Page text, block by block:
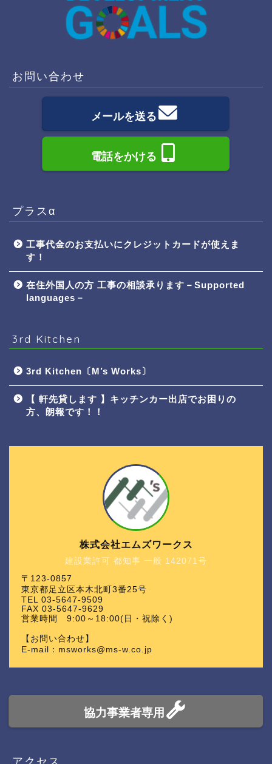
お問い合わせ
メールを送る
電話をかける
プラスα
工事代金のお支払いにクレジットカードが使えま
す！
在住外国人の方 工事の相談承ります－Supported
languages－
3rd Kitchen
3rd Kitchen〔M’s Works〕
【 軒先貸します 】キッチンカー出店でお困りの
方、朗報です！！
建設業許可 都知事 一般 142071号
株式会社エムズワークス
〒123-0857
東京都足立区本木北町3番25号
TEL 03-5647-9509
FAX 03-5647-9629
営業時間 9:00～18:00(日・祝除く)
【お問い合わせ】
E-mail：msworks@ms-w.co.jp
協力事業者専用
アクセス